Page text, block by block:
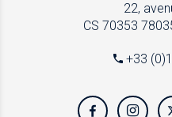
22,
CS 70353
+33